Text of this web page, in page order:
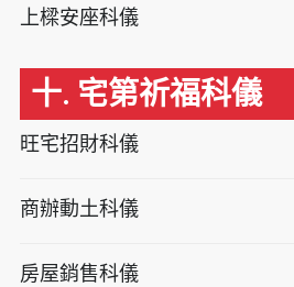
上樑安座科儀
十. 宅第祈福科儀
旺宅招財科儀
商辦動土科儀
房屋銷售科儀